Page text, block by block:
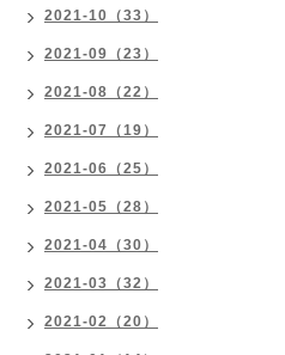
2021-10（33）
2021-09（23）
2021-08（22）
2021-07（19）
2021-06（25）
2021-05（28）
2021-04（30）
2021-03（32）
2021-02（20）